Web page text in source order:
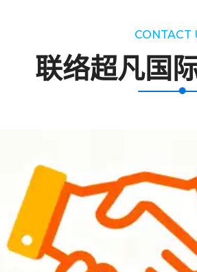
CONTACT
联络超凡国